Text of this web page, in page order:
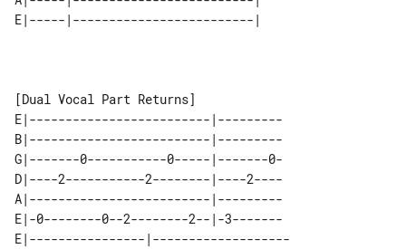
E|-------------------------|---------
B|-------------------------|---------
G|-------0-----------0-----|-------0-
D|----2-----------2--------|----2----
A|-------------------------|---------
E|-0--------0--2--------2--|-3-------
E|----------------|-------------------